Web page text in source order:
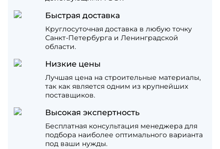
Быстрая доставка
Круглосуточная доставка в любую точку
Санкт-Петербурга и Ленинградской
области.
Низкие цены
Лучшая цена на строительные материалы,
так как является одним из крупнейших
поставщиков.
Высокая экспертность
Бесплатная консультация менеджера для
подбора наиболее оптимального варианта
под ваши нужды.